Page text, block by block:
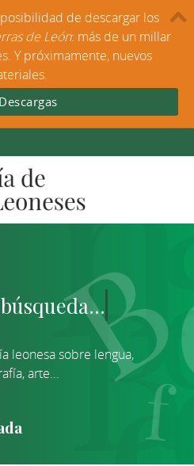
leonesa sobre lengua,
arte...
de descargar los
de León: más de un millar
Y próximamente, nuevos